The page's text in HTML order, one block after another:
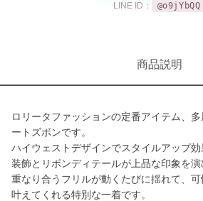
LINE ID： @o9jYbQQ
商品説明
ロリータファッションの定番アイテム、
ートズボンです。
ハイウェストデザインでスタイルアップ
装飾とリボンディテールが上品な印象を演
重なり合うフリルが動くたびに揺れて、
叶えてくれる特別な一着です。